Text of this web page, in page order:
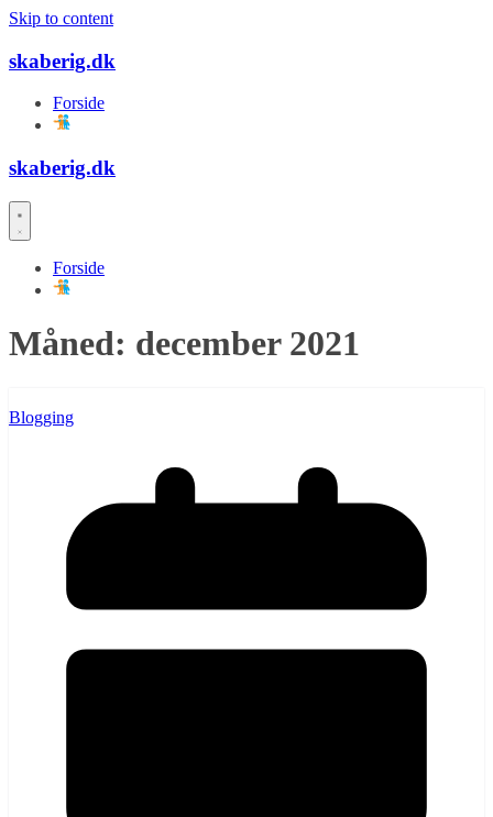
Skip to content
skaberig.dk
Forside
skaberig.dk
Forside
Måned: december 2021
Blogging